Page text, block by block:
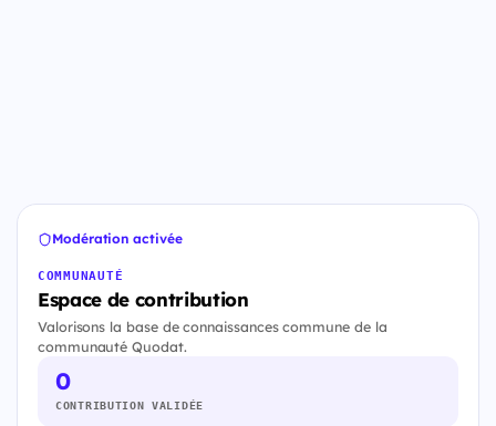
Modération activée
COMMUNAUTÉ
Espace de contribution
Valorisons la base de connaissances commune de la
communauté Quodat.
0
CONTRIBUTION VALIDÉE